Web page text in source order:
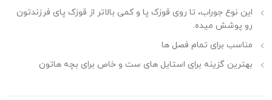
این نوع جوراب، تا روی قوزک پا و کمی بالاتر از قوزک پای فرزندتون
رو پوشش میده.
مناسب برای تمام فصل ها
بهترین گزینه برای استایل های ست و خاص برای بچه هاتون